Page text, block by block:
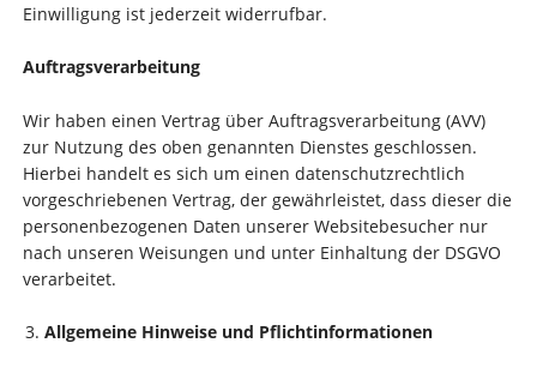
Einwilligung ist jederzeit widerrufbar.
Auftragsverarbeitung
Wir haben einen Vertrag über Auftragsverarbeitung (AVV)
zur Nutzung des oben genannten Dienstes geschlossen.
Hierbei handelt es sich um einen datenschutzrechtlich
vorgeschriebenen Vertrag, der gewährleistet, dass dieser die
personenbezogenen Daten unserer Websitebesucher nur
nach unseren Weisungen und unter Einhaltung der DSGVO
verarbeitet.
Allgemeine Hinweise und Pflicht­informationen